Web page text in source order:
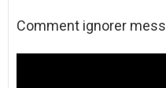
Comment ignorer